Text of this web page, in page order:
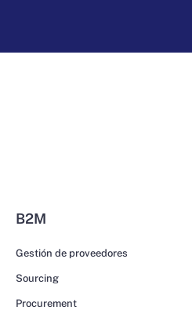
B2M
Gestión de proveedores
Sourcing
Procurement